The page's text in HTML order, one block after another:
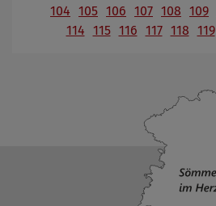
104 105 106 107 108 109
114 115 116 117 118 119